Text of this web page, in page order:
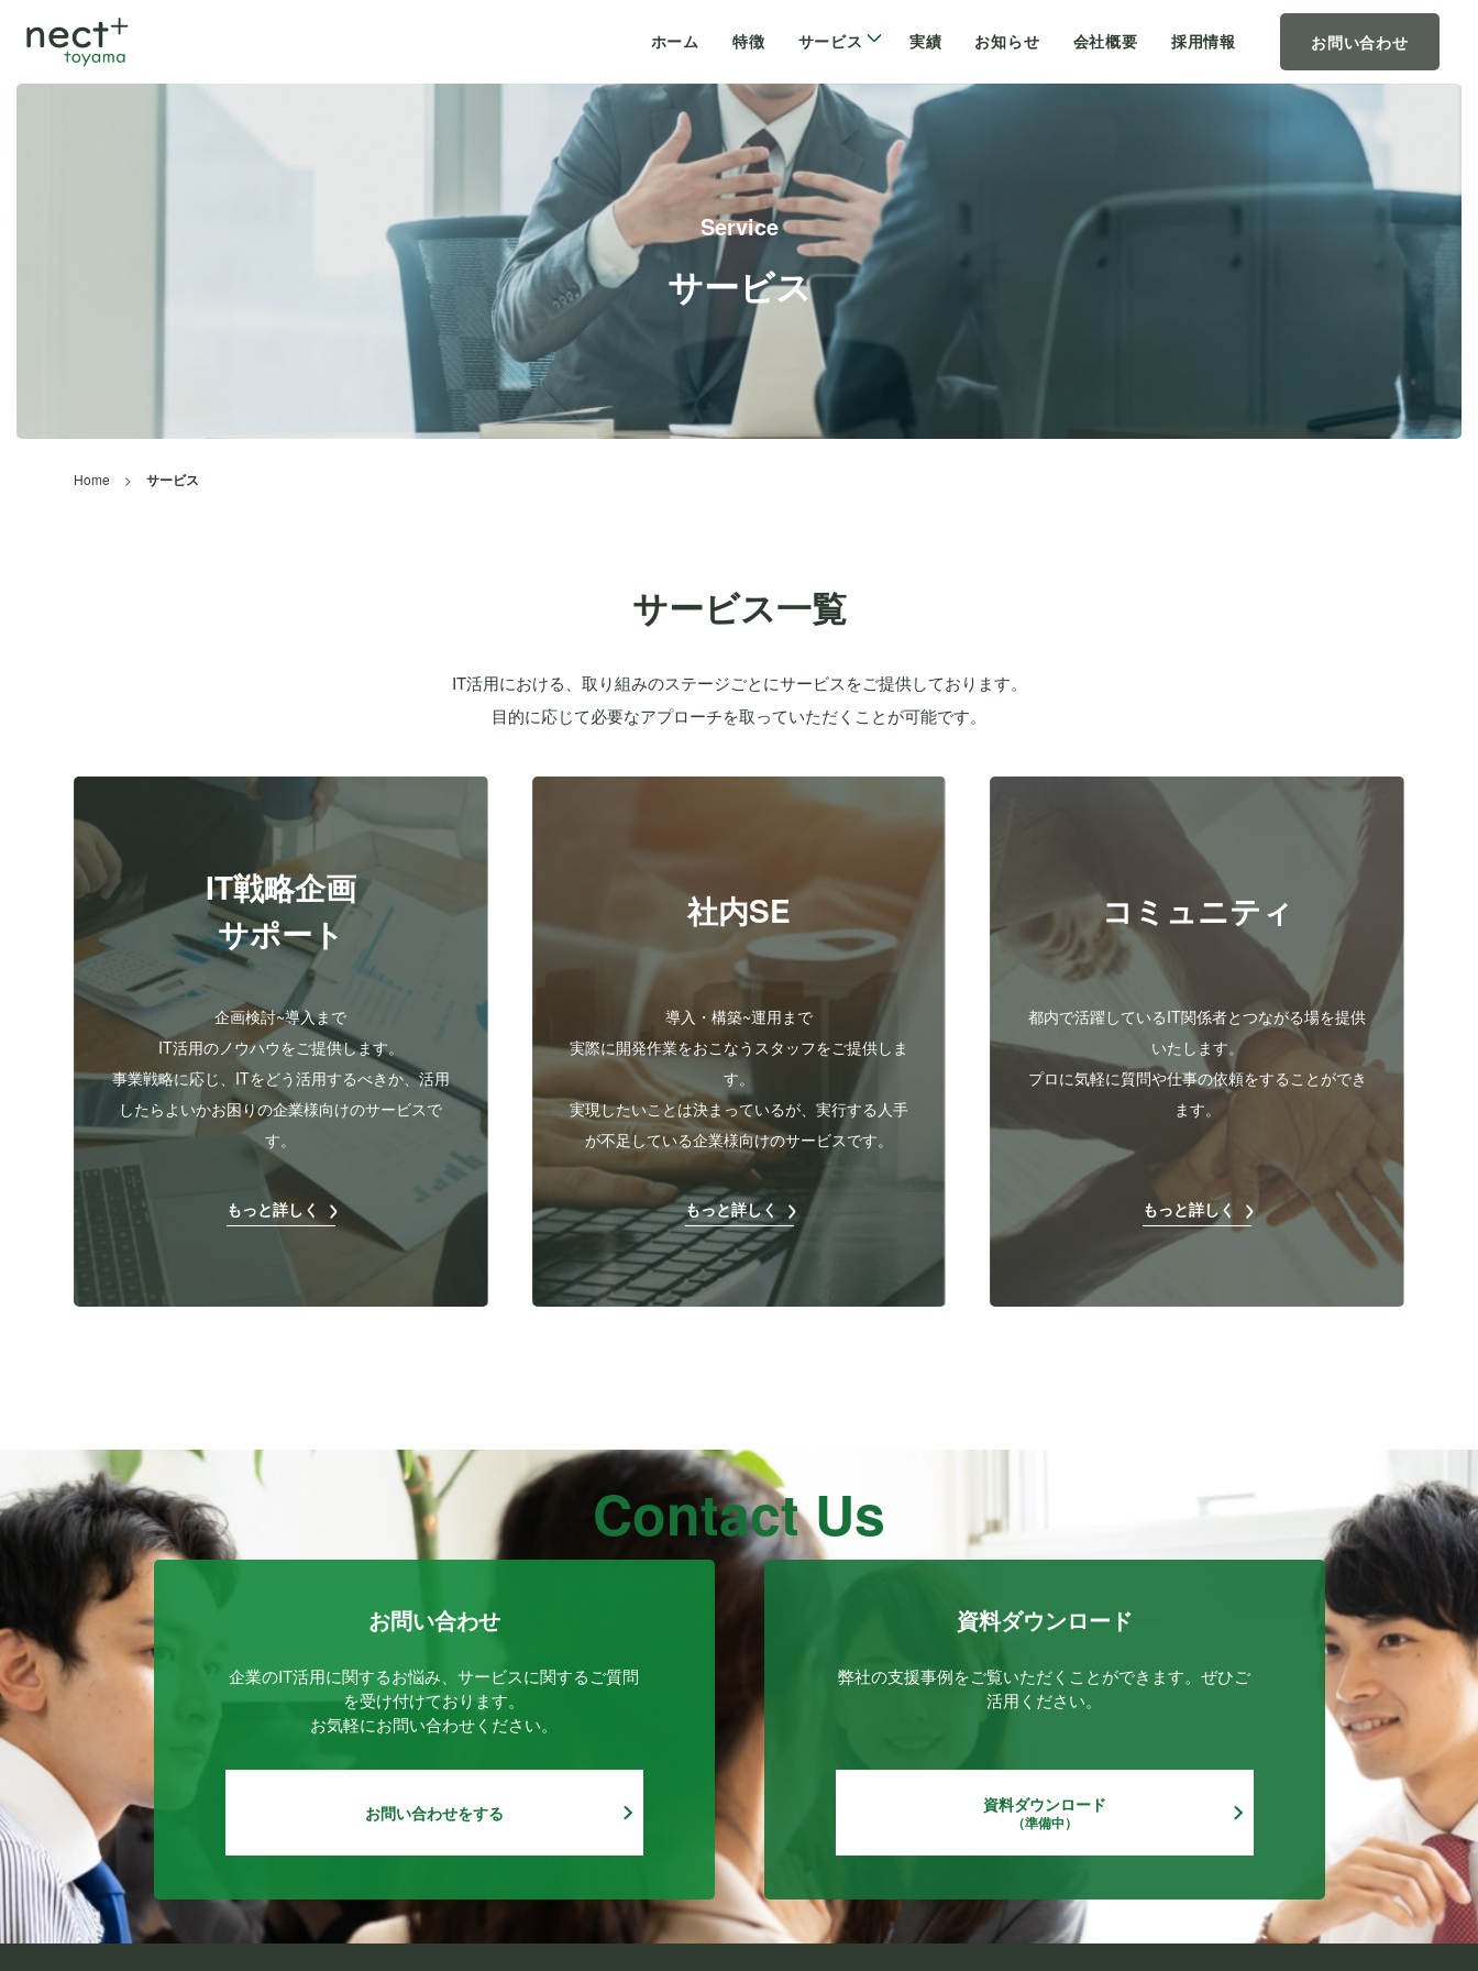
ホーム 特徴 サービス 実績 お知らせ 会社概要 採用情報 お問い合わせ
Service
サービス
Home > サービス
サービス一覧
IT活用における、取り組みのステージごとにサービスをご提供しております。
目的に応じて必要なアプローチを取っていただくことが可能です。
IT戦略企画
サポート
企画検討~導入まで
IT活用のノウハウをご提供します。
事業戦略に応じ、ITをどう活用するべきか、活用
したらよいかお困りの企業様向けのサービスで
す。
もっと詳しく
社内SE
導入・構築~運用まで
実際に開発作業をおこなうスタッフをご提供しま
す。
実現したいことは決まっているが、実行する人手
が不足している企業様向けのサービスです。
もっと詳しく
コミュニティ
都内で活躍しているIT関係者とつながる場を提供
いたします。
プロに気軽に質問や仕事の依頼をすることができ
ます。
もっと詳しく
Contact Us
お問い合わせ
企業のIT活用に関するお悩み、サービスに関するご質問
を受け付けております。
お気軽にお問い合わせください。
お問い合わせをする
資料ダウンロード
弊社の支援事例をご覧いただくことができます。ぜひご
活用ください。
資料ダウンロード
（準備中）